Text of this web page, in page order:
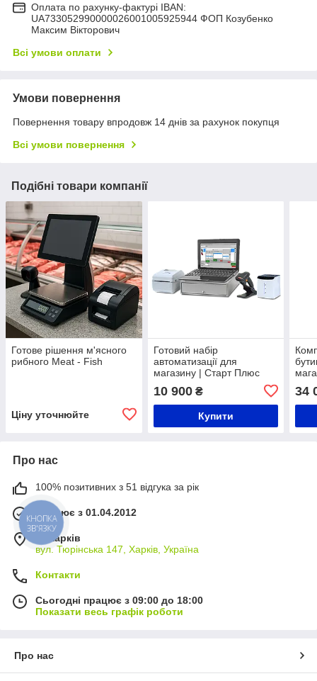
Оплата по рахунку-фактурі IBAN:
UA733052990000026001005925944 ФОП Козубенко
Максим Вікторович
Всі умови оплати
Умови повернення
Повернення товару впродовж 14 днів за рахунок покупця
Всі умови повернення
Подібні товари компанії
Готове рішення м'ясного
рибного Meat - Fish
Ціну уточнюйте
Готовий набір
автоматизації для
магазину | Старт Плюс
10 900₴
Купити
34
Про нас
100% позитивних з 51 відгука за рік
Працює з 01.04.2012
м. Харків
вул. Тюрінська 147, Харків, Україна
Контакти
Сьогодні працює з 09:00 до 18:00
Показати весь графік роботи
Про нас
КНОПКА
ЗВ'ЯЗКУ